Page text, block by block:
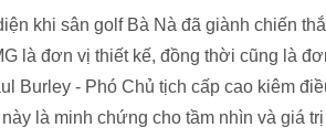
khi sân golf Bà Nà đã giành chiến
là đơn vị thiết kế, đồng thời cũng là
Burley - Phó Chủ tịch cấp cao kiêm
là minh chứng cho tầm nhìn và giá